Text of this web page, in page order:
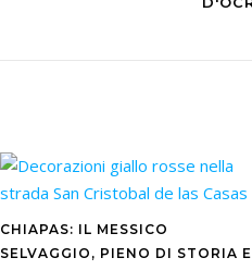
CHIAPAS: IL MESSICO
SELVAGGIO, PIENO DI STORIA E